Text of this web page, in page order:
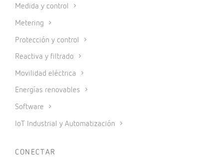
Medida y control
Metering
Protección y control
Reactiva y filtrado
Movilidad eléctrica
Energías renovables
Software
IoT Industrial y Automatización
CONECTAR